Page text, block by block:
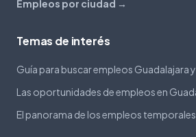
Empleos por ciudad →
Temas de interés
Guía para buscar empleos Guadalajara
Las oportunidades de empleos en
El panorama de los empleos